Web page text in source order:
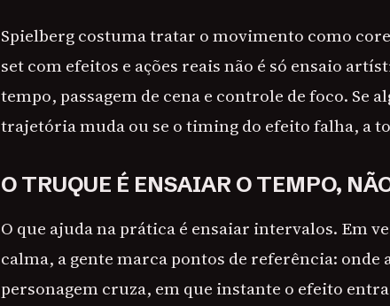
Spielberg costuma tratar o movimento como
set com efeitos e ações reais não é só ensaio
tempo, passagem de cena e controle de foco. Se
trajetória muda ou se o timing do efeito falha, a
O TRUQUE É ENSAIAR O TEMPO,
O que ajuda na prática é ensaiar intervalos. Em
calma, a gente marca pontos de referência: onde
personagem cruza, em que instante o efeito